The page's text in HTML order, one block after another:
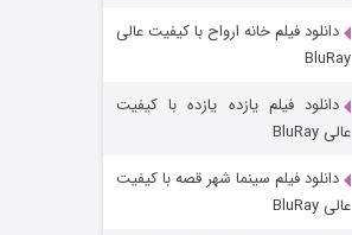
خاندان اژدها فصل ۳
دانلود فیلم خانه ارواح با کیفیت عالی
BluRay
دانلود فیلم یازده یازده با کیفیت
عالی BluRay
دانلود فیلم سینما شهر قصه با کیفیت
عالی BluRay